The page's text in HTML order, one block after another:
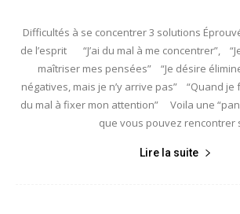
Difficultés à se concentrer 3 solutions
de l’esprit “J’ai du mal à me concentrer”,
maîtriser mes pensées” “Je désire
négatives, mais je n’y arrive pas” “Quand je
du mal à fixer mon attention” Voila une
que vous pouvez rencontrer
Lire la suite